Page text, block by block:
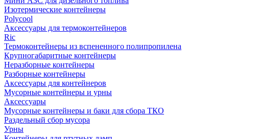
Изотермические контейнеры
Polycool
Аксессуары для термоконтейнеров
Ric
Термоконтейнеры из вспененного полипропилена
Крупногабаритные контейнеры
Неразборные контейнеры
Разборные контейнеры
Аксессуары для контейнеров
Мусорные контейнеры и урны
Аксессуары
Мусорные контейнеры и баки для сбора ТКО
Раздельный сбор мусора
Урны